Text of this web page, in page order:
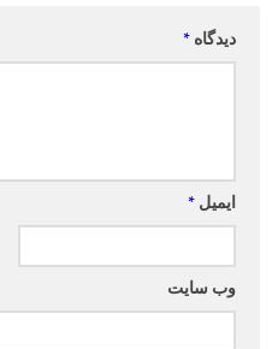
دیدگاه *
ایمیل *
وب‌ سایت